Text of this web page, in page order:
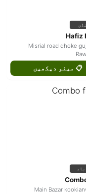
Hafiz
📍 Misrial road dhoke
📋 مینو دیکھیں
📍 Main Bazar